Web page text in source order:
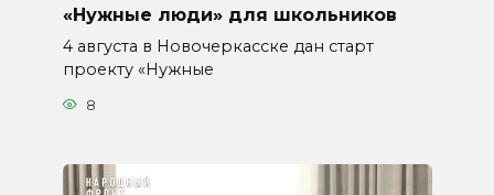
«Нужные люди» для школьников
4 августа в Новочеркасске дан старт
проекту «Нужные
8